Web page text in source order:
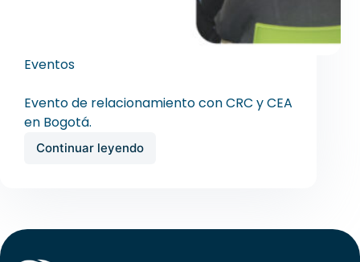
Eventos
Evento de relacionamiento con CRC y CEA
en Bogotá.
Continuar leyendo